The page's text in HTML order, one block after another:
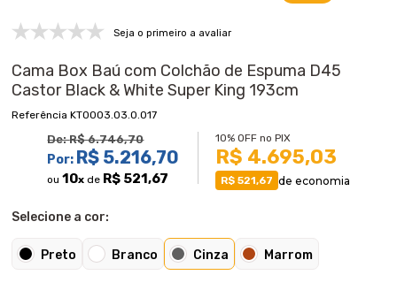
Seja o primeiro a avaliar
Cama Box Baú com Colchão de Espuma D45
Castor Black & White Super King 193cm
KT0003.03.0.017
De:R$ 6.746,70
Por: R$ 5.216,70
ou10x de R$ 521,67
10% OFF no PIX
R$ 4.695,03
R$ 521,67 de economia
Selecione a cor:
Preto Branco Cinza Marrom